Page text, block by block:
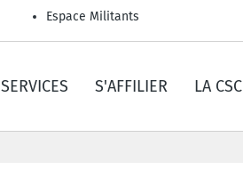
Espace Militants
SERVICES S'AFFILIER LA CSC